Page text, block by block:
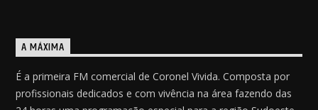
A MÁXIMA
É a primeira FM comercial de Coronel Vivida. Composta por
profissionais dedicados e com vivência na área fazendo das